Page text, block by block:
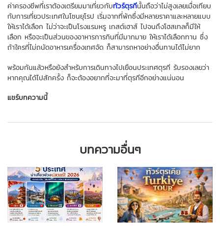
ค่าครองชีพที่เราต้องเตรียมมาเที่ยวกับทัวร์ตุรกีนั้นถือว่าไม่สูงเลยเมื่อเทียบ
กับการเที่ยวประเทศในโซนยุโรป เริ่มจากที่พักซึ่งมีหลายราคาและหลายแบบ
ให้เราได้เลือก ไม่ว่าจะเป็นโรงแรมหรู เกสต์เฮาส์ ไปจนถึงโฮสเทลก็มีให้
เลือก หรือจะเป็นส่วนของอาหารการกินที่มีมากมาย ให้เราได้เลือกทาน ซึ่ง
ถ้าใครที่ไม่ถนัดอาหารเครื่องเทศจัด ก็สามารถหาอย่างอื่นทานได้ไม่ยาก
พร้อมกันแล้วหรือยังสำหรับการเดินทางไปเยือนประเทศตุรกี รับรองเลยว่า
หากคุณได้ไปสักครั้ง ก็จะต้องอยากที่จะมาที่ตุรกีอีกอย่างแน่นอน
แชร์บทความนี้
บทความอื่นๆ